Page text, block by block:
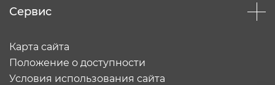
Сервис
Карта сайта
Положение о доступности
Условия использования сайта